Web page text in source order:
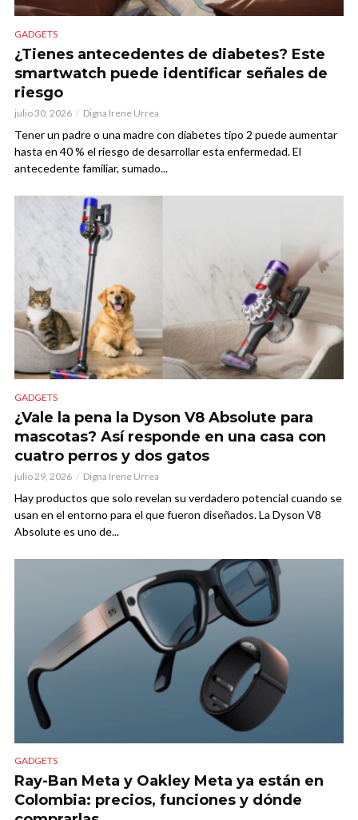
GADGETS
¿Tienes antecedentes de diabetes? Este
smartwatch puede identificar señales de
riesgo
julio 30, 2026 Digna Irene Urrea
Tener un padre o una madre con diabetes tipo 2 puede aumentar
hasta en 40 % el riesgo de desarrollar esta enfermedad. El
antecedente familiar, sumado...
GADGETS
¿Vale la pena la Dyson V8 Absolute para
mascotas? Así responde en una casa con
cuatro perros y dos gatos
julio 29, 2026 Digna Irene Urrea
Hay productos que solo revelan su verdadero potencial cuando se
usan en el entorno para el que fueron diseñados. La Dyson V8
Absolute es uno de...
GADGETS
Ray-Ban Meta y Oakley Meta ya están en
Colombia: precios, funciones y dónde